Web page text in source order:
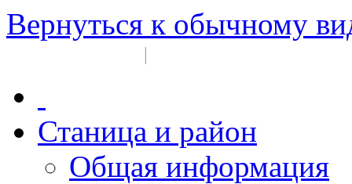
Вернуться к обычному
|
Станица и район
Общая информация